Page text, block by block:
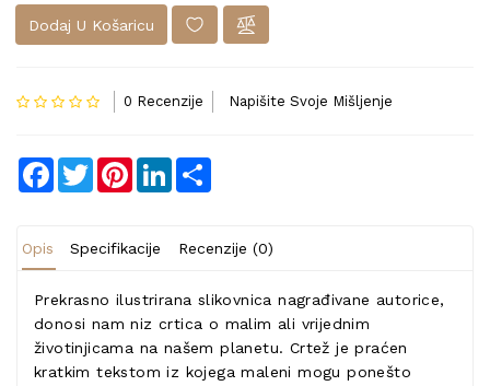
Dodaj U Košaricu
0 Recenzije Napišite Svoje Mišljenje
Facebook
TwitterPinterestLinkedIn
Opis Specifikacije Recenzije (0)
Prekrasno ilustrirana slikovnica nagrađivane autorice,
donosi nam niz crtica o malim ali vrijednim
životinjicama na našem planetu. Crtež je praćen
kratkim tekstom iz kojega maleni mogu ponešto